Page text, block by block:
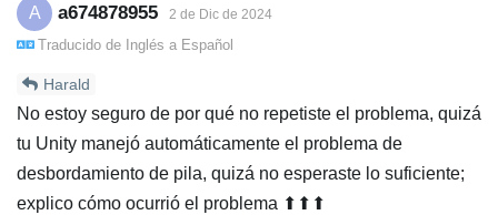
A a674878955 2 de Dic de 2024
Traducido de Inglés a Español
Harald
No estoy seguro de por qué no repetiste el problema, quizá
tu Unity manejó automáticamente el problema de
desbordamiento de pila, quizá no esperaste lo suficiente;
explico cómo ocurrió el problema ⬆⬆⬆